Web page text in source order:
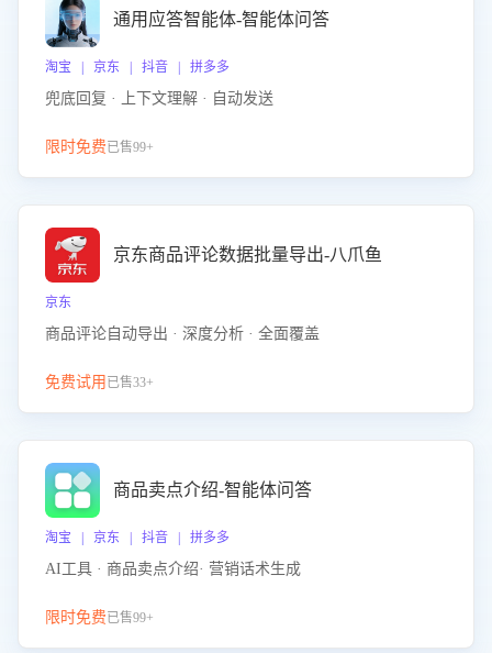
通用应答智能体-智能体问答
淘宝 | 京东 | 抖音 | 拼多多
兜底回复 · 上下文理解 · 自动发送
限时免费已售99+
京东商品评论数据批量导出-八爪鱼
京东
商品评论自动导出 · 深度分析 · 全面覆盖
免费试用 已售33+
商品卖点介绍-智能体问答
淘宝 | 京东 | 抖音 | 拼多多
AI工具 · 商品卖点介绍· 营销话术生成
限时免费已售99+